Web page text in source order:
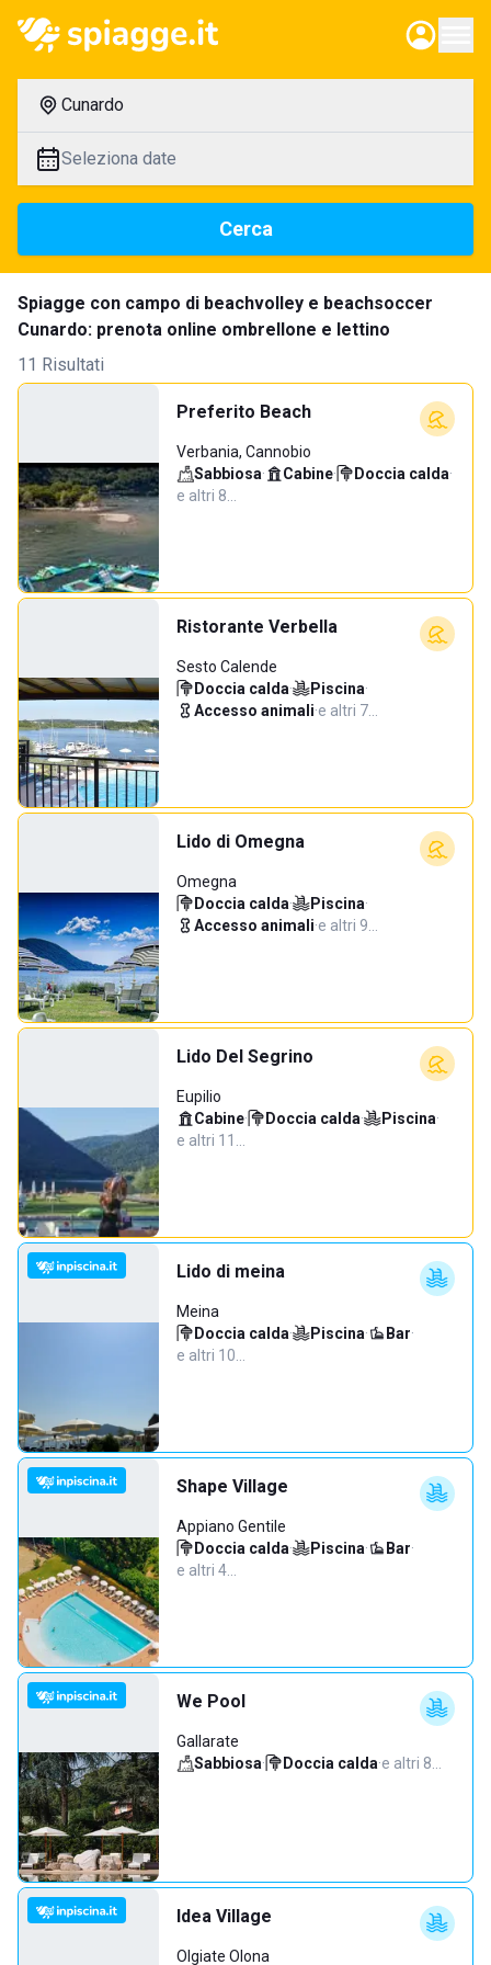
Cunardo
Seleziona date
Cerca
Spiagge con campo di beachvolley e beachsoccer
Cunardo: prenota online ombrellone e lettino
11 Risultati
Preferito Beach
Verbania, Cannobio
Sabbiosa· Cabine· Doccia calda·
e altri 8…
Ristorante Verbella
Sesto Calende
Doccia calda· Piscina·
Accesso animali·e altri 7…
Lido di Omegna
Omegna
Doccia calda· Piscina·
Accesso animali·e altri 9…
Lido Del Segrino
Eupilio
Cabine· Doccia calda· Piscina·
e altri 11…
Lido di meina
Meina
Doccia calda· Piscina· Bar·
e altri 10…
Shape Village
Appiano Gentile
Doccia calda· Piscina· Bar·
e altri 4…
We Pool
Gallarate
Sabbiosa· Doccia calda·e altri 8…
Idea Village
Olgiate Olona